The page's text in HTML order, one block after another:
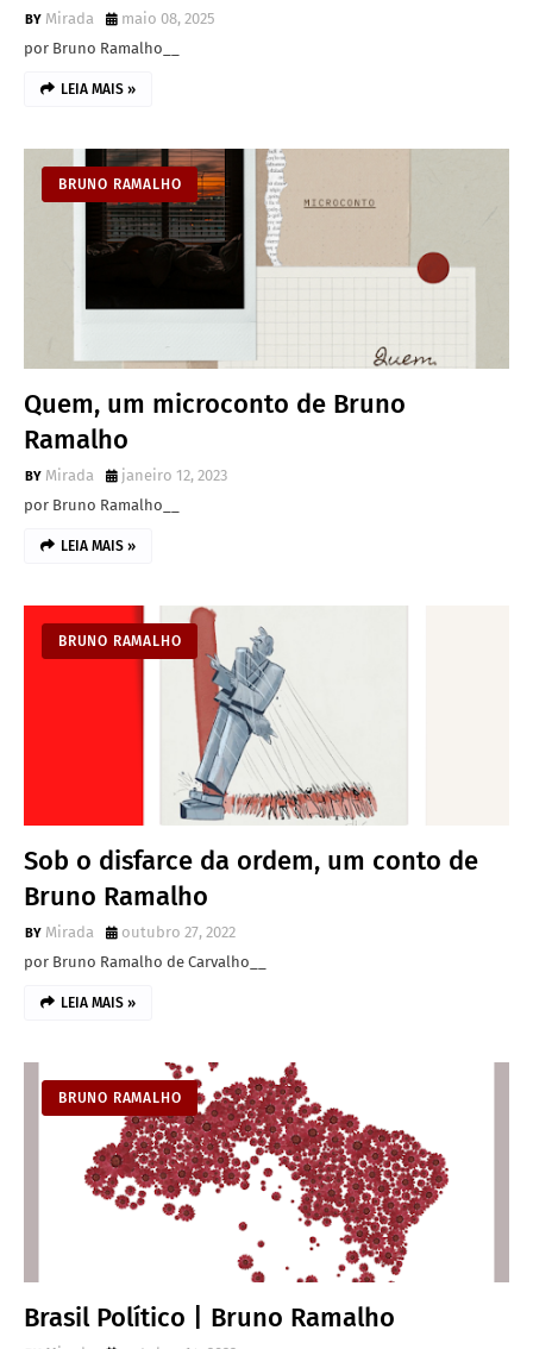
Mirada
maio 08, 2025
por Bruno Ramalho__
LEIA MAIS »
BRUNO RAMALHO
Quem, um microconto de Bruno
Ramalho
Mirada
janeiro 12, 2023
por Bruno Ramalho__
LEIA MAIS »
BRUNO RAMALHO
Sob o disfarce da ordem, um conto de
Bruno Ramalho
Mirada
outubro 27, 2022
por Bruno Ramalho de Carvalho__
LEIA MAIS »
BRUNO RAMALHO
Brasil Político | Bruno Ramalho